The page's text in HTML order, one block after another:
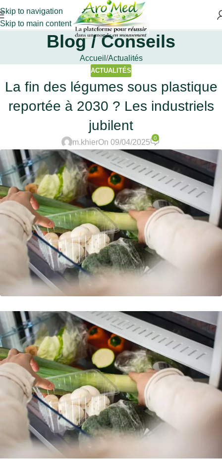
Skip to navigation
Skip to main content
Blog / Conseils
Accueil Actualités
ACTUALITÉS
La fin des légumes sous plastique
reportée à 2030 ? Les industriels
jubilent
m.khierOn 09/04/2025
0